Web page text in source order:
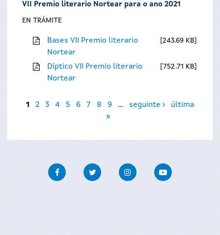
VII Premio literario Nortear para o ano 2021
EN TRÁMITE
Bases VII Premio literario
Nortear
243.69 KB
Díptico VII Premio literario
Nortear
752.71 KB
Páxinas
1 2 3 4 5 6 7 8 9 … seguinte ›
última
»
FacebookTwitter InstagramYoutube